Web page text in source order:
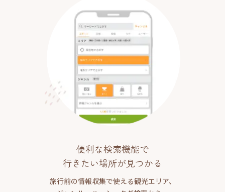
便利な検索機能で
行きたい場所が見つかる
旅行前の情報収集で使える観光エリア、